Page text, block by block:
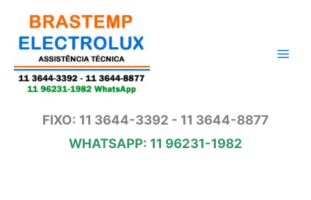
conteúdo
FIXO: 11 3644-3392 - 11 3644-8877
WHATSAPP: 11 96231-1982